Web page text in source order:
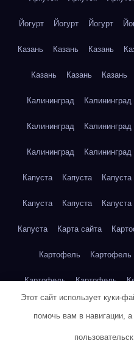
Йогурт Йогурт Йогурт
Казань Казань Казань
Казань Казань Казань
Калининград Калининград
Калининград Калининград
Калининград Калининград
Капуста Капуста Капуста
Капуста Капуста Капуста
Капуста Карта сайта
Картофель Картофель
Картофель Картофель
Этот сайт использует куки-
помочь вам в навигации,